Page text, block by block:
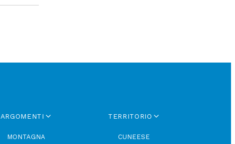
ARGOMENTI
MONTAGNA
TERRITORIO
CUNEESE